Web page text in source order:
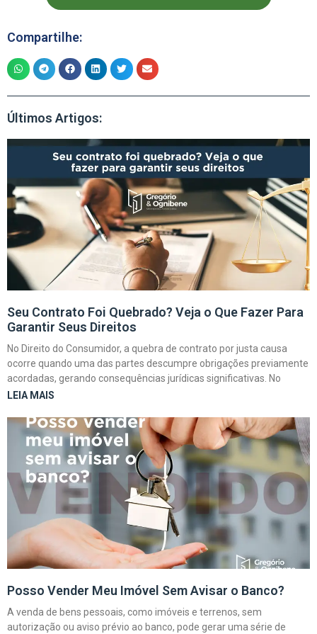
Compartilhe:
Últimos Artigos:
Seu Contrato Foi Quebrado? Veja o Que Fazer Para
Garantir Seus Direitos
No Direito do Consumidor, a quebra de contrato por justa causa
ocorre quando uma das partes descumpre obrigações previamente
acordadas, gerando consequências jurídicas significativas. No
LEIA MAIS
Posso Vender Meu Imóvel Sem Avisar o Banco?
A venda de bens pessoais, como imóveis e terrenos, sem
autorização ou aviso prévio ao banco, pode gerar uma série de